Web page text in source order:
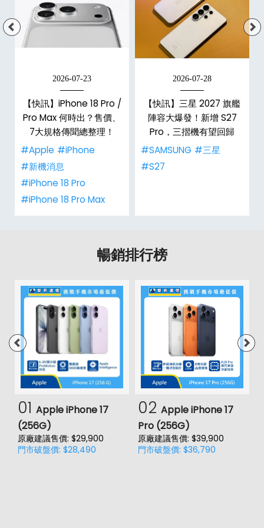
2026-07-23
【快訊】iPhone 18 Pro /
Pro Max 何時出？售價、
7大規格傳聞總整理！
#Apple #iPhone
#新機消息
#iPhone 18 Pro
#iPhone 18 Pro Max
2026-07-28
【快訊】三星 2027 旗艦
陣容大爆發！新增 S27
Pro，三摺機有望回歸
#SAMSUNG #三星
#S27
暢銷排行榜
01 Apple iPhone 17
(256G)
原廠建議售價: $29,900
門市破盤價: $28,490
02 Apple iPhone 17
Pro (256G)
原廠建議售價: $39,900
門市破盤價: $36,790